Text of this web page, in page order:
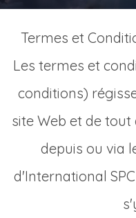
Termes et
Les termes et
conditions)
site Web et de
depuis ou via
d'International